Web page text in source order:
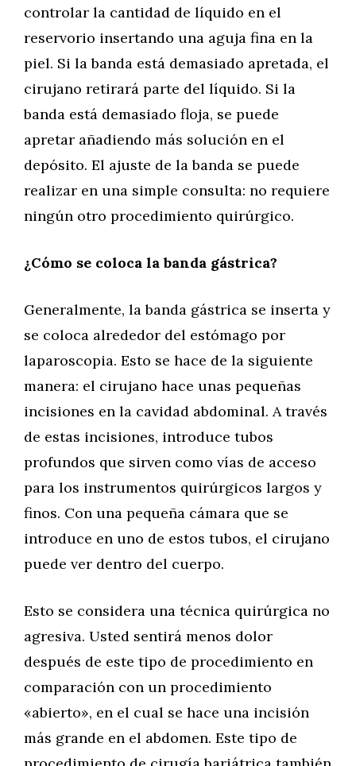
controlar la cantidad de líquido en el
reservorio insertando una aguja fina en la
piel. Si la banda está demasiado apretada, el
cirujano retirará parte del líquido. Si la
banda está demasiado floja, se puede
apretar añadiendo más solución en el
depósito. El ajuste de la banda se puede
realizar en una simple consulta: no requiere
ningún otro procedimiento quirúrgico.
¿Cómo se coloca la banda gástrica?
Generalmente, la banda gástrica se inserta y
se coloca alrededor del estómago por
laparoscopia. Esto se hace de la siguiente
manera: el cirujano hace unas pequeñas
incisiones en la cavidad abdominal. A través
de estas incisiones, introduce tubos
profundos que sirven como vías de acceso
para los instrumentos quirúrgicos largos y
finos. Con una pequeña cámara que se
introduce en uno de estos tubos, el cirujano
puede ver dentro del cuerpo.
Esto se considera una técnica quirúrgica no
agresiva. Usted sentirá menos dolor
después de este tipo de procedimiento en
comparación con un procedimiento
«abierto», en el cual se hace una incisión
más grande en el abdomen. Este tipo de